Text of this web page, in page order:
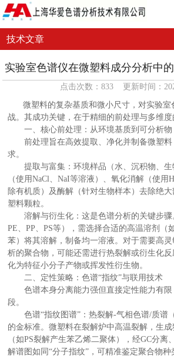
技术文章
实验室色谱仪在微塑料成分分析中
点击次数：833 更新时间：
微塑料的复杂基质和微小尺寸，对实验室
战。其成功关键，在于精细的前处理与多维度
一、核心前处理：从环境基质到可分析物
前处理旨在高效提取、净化并制备微塑料
求。
提取与富集：环境样品（水、沉积物、生
（使用NaCl、NaI等溶液）、氧化消解（使用
除有机质）及酶解（针对生物样本）去除绝
塑料颗粒。
溶解与衍生化：这是色谱分析的关键步骤
PE、PP、PS等），需选择合适的高温溶剂（
苯）将其溶解，制备均一溶液。对于需要高
析的聚合物，可能还需进行热裂解或衍生化
化为特征小分子产物或挥发性衍生物。
二、定性策略：色谱“指纹”与联用技术
色谱本身分离能力强但直接定性能力有限
段。
色谱“指纹图谱”：热裂解-气相色谱/质谱
的金标准。微塑料在裂解炉中高温裂解，生
（如PS裂解产生苯乙烯二聚体），经GC分离
解谱图如同“分子指纹”，可精准鉴定聚合物